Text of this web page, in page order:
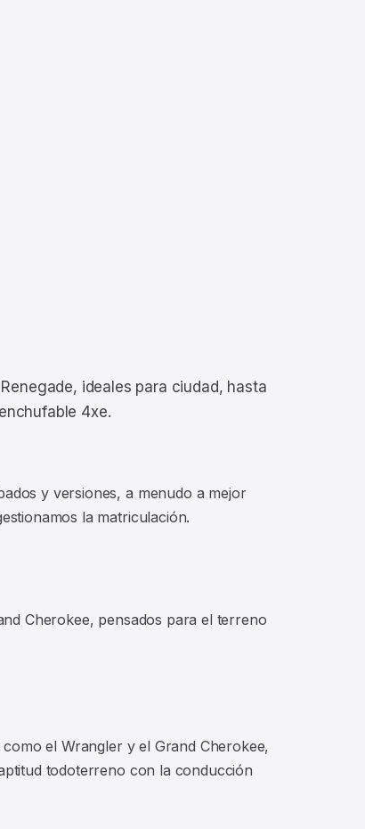
ideales para ciudad, hasta
4xe.
y versiones, a menudo a mejor
la matriculación.
Cherokee, pensados para el terreno
el Wrangler y el Grand Cherokee,
todoterreno con la conducción